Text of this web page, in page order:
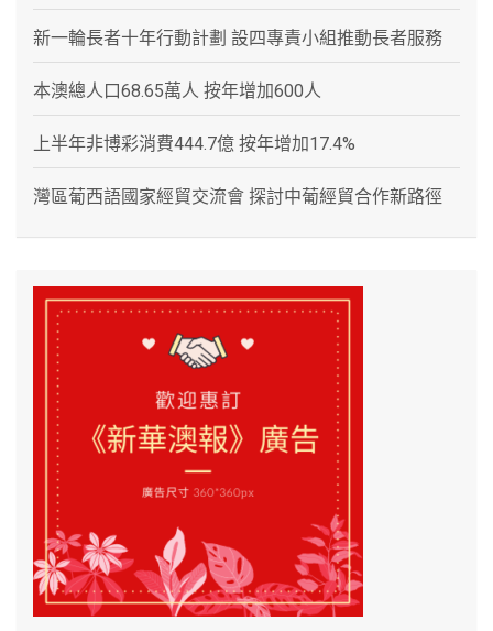
新一輪長者十年行動計劃 設四專責小組推動長者服務
本澳總人口68.65萬人 按年增加600人
上半年非博彩消費444.7億 按年增加17.4%
灣區葡西語國家經貿交流會 探討中葡經貿合作新路徑